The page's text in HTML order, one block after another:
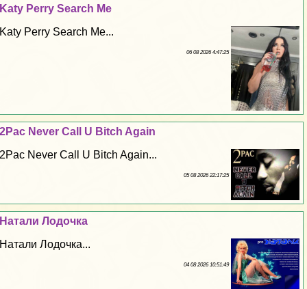
Katy Perry Search Me
Katy Perry Search Me...
06 08 2026 4:47:25
2Pac Never Call U Bitch Again
2Pac Never Call U Bitch Again...
05 08 2026 22:17:25
Натали Лодочка
Натали Лодочка...
04 08 2026 10:51:49